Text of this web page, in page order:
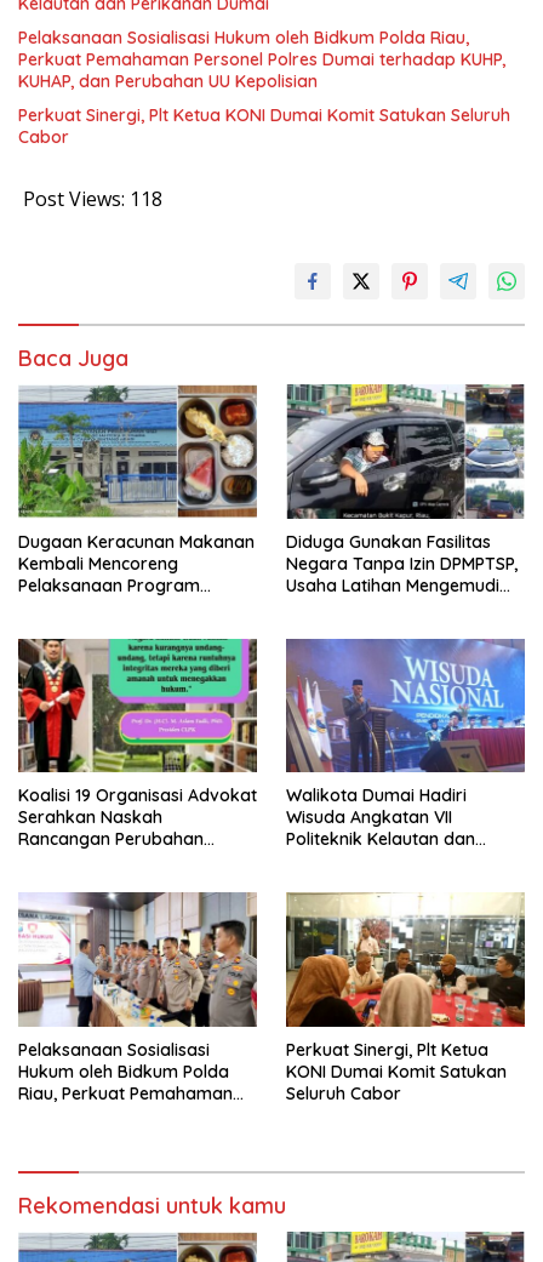
Pelaksanaan Sosialisasi Hukum oleh Bidkum Polda Riau,
Perkuat Pemahaman Personel Polres Dumai terhadap KUHP,
KUHAP, dan Perubahan UU Kepolisian
Perkuat Sinergi, Plt Ketua KONI Dumai Komit Satukan Seluruh
Cabor
Post Views: 118
Baca Juga
Dugaan Keracunan Makanan
Kembali Mencoreng
Pelaksanaan Program
Bersama Kota Dumai
Diduga Gunakan Fasilitas
Negara Tanpa Izin DPMPTSP,
Usaha Latihan Mengemudi
Koalisi 19 Organisasi Advokat
Serahkan Naskah
Rancangan Perubahan
RI
Walikota Dumai Hadiri
Wisuda Angkatan VII
Politeknik Kelautan dan
Pelaksanaan Sosialisasi
Hukum oleh Bidkum Polda
Riau, Perkuat Pemahaman
Perkuat Sinergi, Plt Ketua
KONI Dumai Komit Satukan
Seluruh Cabor
Rekomendasi untuk kamu